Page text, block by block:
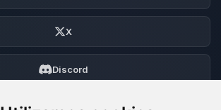
X
Discord
Foro